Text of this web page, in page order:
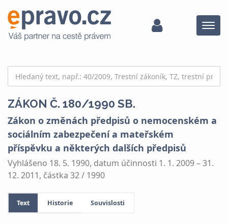
Menu
ZÁKON Č. 180/1990 SB.
Zákon o změnách předpisů o nemocenském a
sociálním zabezpečení a mateřském
příspěvku a některých dalších předpisů
Vyhlášeno 18. 5. 1990, datum účinnosti 1. 1. 2009 – 31.
12. 2011, částka 32 / 1990
Text Historie Souvislosti